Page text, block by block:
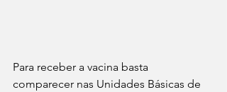
Para receber a vacina basta
comparecer nas Unidades Básicas de